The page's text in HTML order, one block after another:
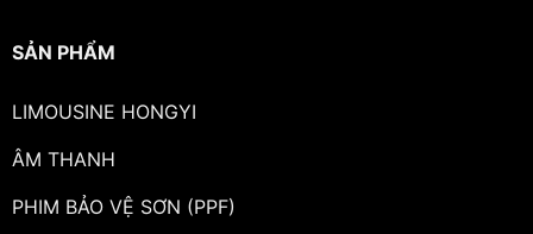
SẢN PHẨM
LIMOUSINE HONGYI
ÂM THANH
PHIM BẢO VỆ SƠN (PPF)